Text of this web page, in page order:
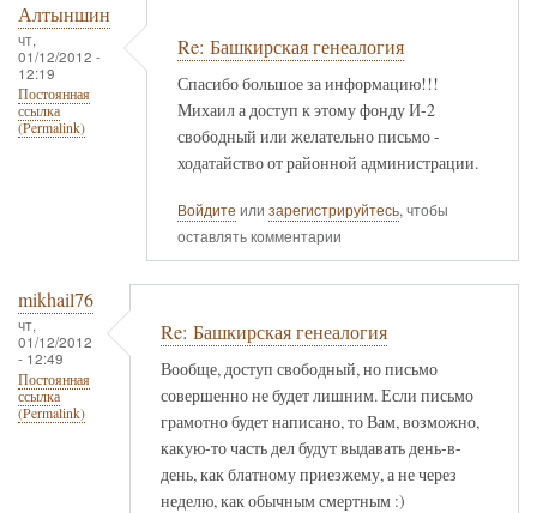
Алтыншин
чт,
01/12/2012 -
12:19
Постоянная
ссылка
(Permalink)
Re: Башкирская генеалогия
Спасибо большое за информацию!!!
Михаил а доступ к этому фонду И-2
свободный или желательно письмо -
ходатайство от районной администрации.
Войдите или зарегистрируйтесь, чтобы
оставлять комментарии
mikhail76
чт,
01/12/2012
- 12:49
Постоянная
ссылка
(Permalink)
Re: Башкирская генеалогия
Вообще, доступ свободный, но письмо
совершенно не будет лишним. Если письмо
грамотно будет написано, то Вам, возможно,
какую-то часть дел будут выдавать день-в-
день, как блатному приезжему, а не через
неделю, как обычным смертным :)